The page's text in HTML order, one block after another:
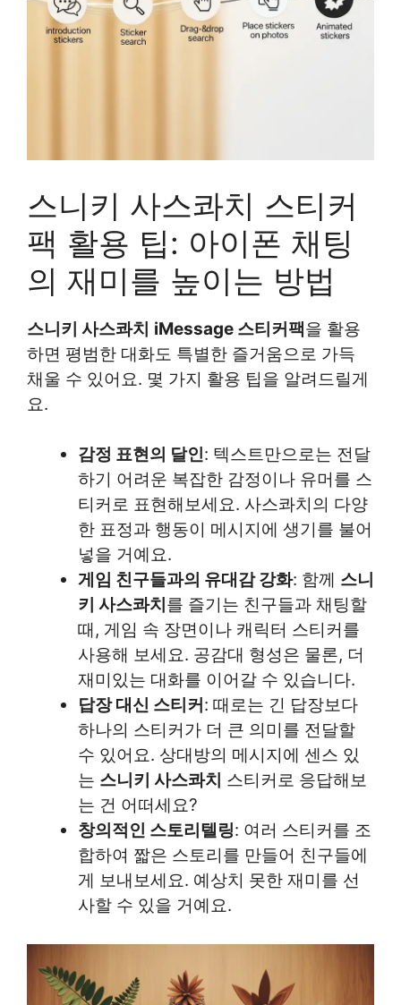
스니키 사스콰치 스티커
팩 활용 팁: 아이폰 채팅
의 재미를 높이는 방법
스니키 사스콰치 iMessage 스티커팩을 활용
하면 평범한 대화도 특별한 즐거움으로 가득
채울 수 있어요. 몇 가지 활용 팁을 알려드릴게
요.
감정 표현의 달인: 텍스트만으로는 전달
하기 어려운 복잡한 감정이나 유머를 스
티커로 표현해보세요. 사스콰치의 다양
한 표정과 행동이 메시지에 생기를 불어
넣을 거예요.
게임 친구들과의 유대감 강화: 함께 스니
키 사스콰치 를 즐기는 친구들과 채팅할
때, 게임 속 장면이나 캐릭터 스티커를
사용해 보세요. 공감대 형성은 물론, 더
재미있는 대화를 이어갈 수 있습니다.
답장 대신 스티커 : 때로는 긴 답장보다
하나의 스티커가 더 큰 의미를 전달할
수 있어요. 상대방의 메시지에 센스 있
는 스니키 사스콰치 스티커로 응답해보
는 건 어떠세요?
창의적인 스토리텔링: 여러 스티커를 조
합하여 짧은 스토리를 만들어 친구들에
게 보내보세요. 예상치 못한 재미를 선
사할 수 있을 거예요.